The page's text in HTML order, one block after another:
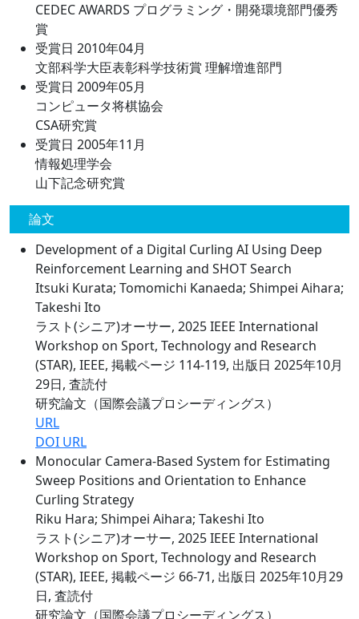
CEDEC AWARDS プログラミング・開発環境部門優秀
賞
受賞日 2010年04月
文部科学大臣表彰科学技術賞 理解増進部門
受賞日 2009年05月
コンピュータ将棋協会
CSA研究賞
受賞日 2005年11月
情報処理学会
山下記念研究賞
論文
Development of a Digital Curling AI Using Deep
Reinforcement Learning and SHOT Search
Itsuki Kurata; Tomomichi Kanaeda; Shimpei Aihara;
Takeshi Ito
ラスト(シニア)オーサー, 2025 IEEE International
Workshop on Sport, Technology and Research
(STAR), IEEE, 掲載ページ 114-119, 出版日 2025年10月
29日, 査読付
研究論文（国際会議プロシーディングス）
URL
DOI URL
Monocular Camera-Based System for Estimating
Sweep Positions and Orientation to Enhance
Curling Strategy
Riku Hara; Shimpei Aihara; Takeshi Ito
ラスト(シニア)オーサー, 2025 IEEE International
Workshop on Sport, Technology and Research
(STAR), IEEE, 掲載ページ 66-71, 出版日 2025年10月29
日, 査読付
研究論文（国際会議プロシーディングス）